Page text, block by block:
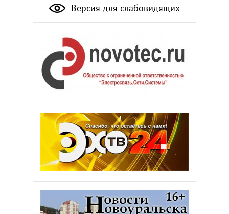
Версия для слабовидящих